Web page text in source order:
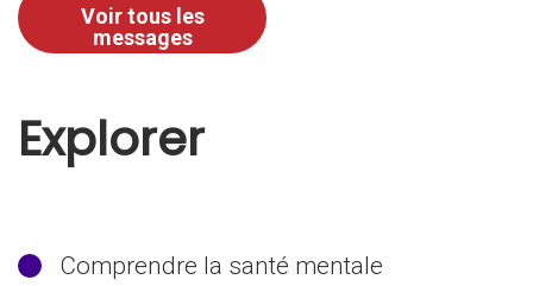
Voir tous les
messages
Explorer
Comprendre la santé mentale